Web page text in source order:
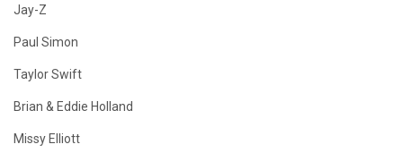
Jay-Z
Paul Simon
Taylor Swift
Brian & Eddie Holland
Missy Elliott